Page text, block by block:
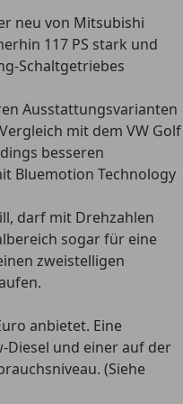
neu von Mitsubishi
117 PS stark und
Schaltgetriebes
Ausstattungsvarianten
mit dem VW Golf
besseren
Bluemotion Technology
darf mit Drehzahlen
sogar für eine
zweistelligen
anbietet. Eine
Diesel und einer auf der
(Siehe